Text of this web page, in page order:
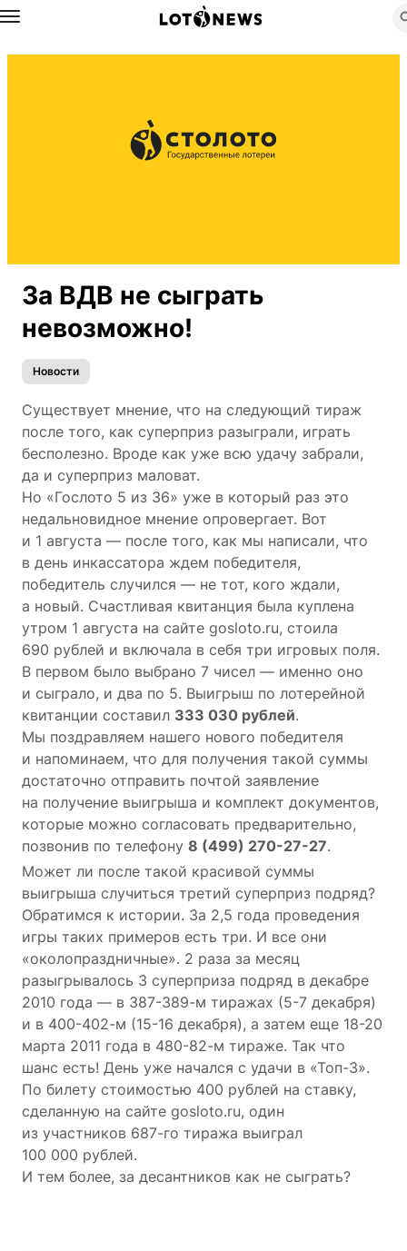
Назад
За ВДВ не сыграть
невозможно!
Новости
Существует мнение, что на следующий тираж
после того, как суперприз разыграли, играть
бесполезно. Вроде как уже всю удачу забрали,
да и суперприз маловат.
Но «Гослото 5 из 36» уже в который раз это
недальновидное мнение опровергает. Вот
и 1 августа — после того, как мы написали, что
в день инкассатора ждем победителя,
победитель случился — не тот, кого ждали,
а новый. Счастливая квитанция была куплена
утром 1 августа на сайте gosloto.ru, стоила
690 рублей и включала в себя три игровых поля.
В первом было выбрано 7 чисел — именно оно
и сыграло, и два по 5. Выигрыш по лотерейной
квитанции составил 333 030 рублей.
Мы поздравляем нашего нового победителя
и напоминаем, что для получения такой суммы
достаточно отправить почтой заявление
на получение выигрыша и комплект документов,
которые можно согласовать предварительно,
позвонив по телефону 8 (499) 270-27-27.
Может ли после такой красивой суммы
выигрыша случиться третий суперприз подряд?
Обратимся к истории. За 2,5 года проведения
игры таких примеров есть три. И все они
«околопраздничные». 2 раза за месяц
разыгрывалось 3 суперприза подряд в декабре
2010 года — в 387-389-м тиражах (5-7 декабря)
и в 400-402-м (15-16 декабря), а затем еще 18-20
марта 2011 года в 480-82-м тираже. Так что
шанс есть! День уже начался с удачи в «Топ-3».
По билету стоимостью 400 рублей на ставку,
сделанную на сайте gosloto.ru, один
из участников 687-го тиража выиграл
100 000 рублей.
И тем более, за десантников как не сыграть?